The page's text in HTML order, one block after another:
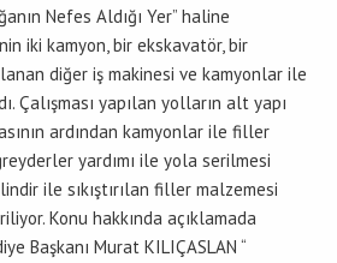
Nefes Aldığı Yer” haline
iki kamyon, bir ekskavatör, bir
diğer iş makinesi ve kamyonlar ile
Çalışması yapılan yolların alt yapı
ardından kamyonlar ile filler
yardımı ile yola serilmesi
ile sıkıştırılan filler malzemesi
Konu hakkında açıklamada
Başkanı Murat KILIÇASLAN “